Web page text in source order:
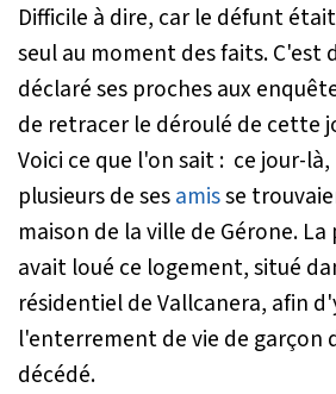
Difficile à dire, car le défunt
seul au moment des faits. C'est
déclaré ses proches aux
de retracer le déroulé de cette
Voici ce que l'on sait : ce jour-
plusieurs de sesamisse
maison de la ville de Gérone.
avait loué ce logement, situé
résidentiel de Vallcanera, afin
l'enterrement de vie de garçon
décédé.